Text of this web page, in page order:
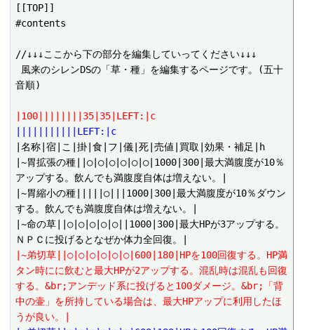
[[TOP]]
#contents
//↓↓↓ここから下の部分を編集していってください↓↓↓
音順)
|100||||||||35|35|LEFT:|c
|||||||||||LEFT:|c
|名称|宿|こ|掛|食|フ|儀|死|売値|買取|効果・補足|h
|~胃拡張の種||○|○|○|○|○|○|1000|300|最大満腹度が10％
アップする。飲んでも満腹度自体は増えない。|
|~胃縮小の種|||||○|||1000|300|最大満腹度が10％ダウン
する。飲んでも満腹度自体は増えない。|
|~命の草||○|○|○|○|○||1000|300|最大HPが3アップする。
|~弟切草||○|○|○|○|○|○|600|180|HPを100回復する。HP満
タン時にに飲むと最大HPが2アップする。混乱時は混乱も回復
する。&br;アンデッド系に投げると100ダメージ。&br;「背
中の壷」を所持している場合は、最大HPアップに利用したほ
うが良い。|